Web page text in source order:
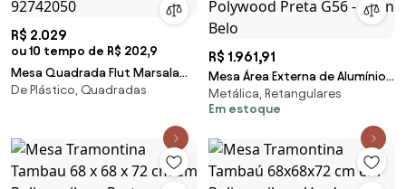
R$ 2.029
ou 10 tempo de R$ 202,9
Mesa Quadrada Flut Marsala
Tramontina 92742050
De Plástico, Quadradas
R$ 1.961,91
Mesa Área Externa de Alumínio
Leblon Tampo em Polywood
Preta G56 - Gran Belo
Metálica, Retangulares
Em estoque